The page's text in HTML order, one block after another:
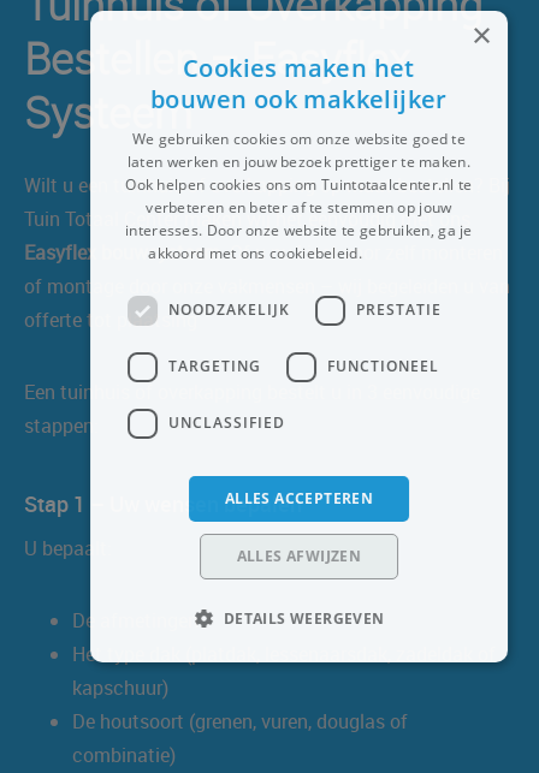
Bestellen – Easyflex
Systeem
Wilt u een tuinhuis of overkapping op maat bestellen? Bij
Tuin Totaal Center maken wij het eenvoudig met ons
Easyflex bouwsysteem. Of u nu kiest voor zelf monteren
of montage door onze vakmensen – wij begeleiden u van
offerte tot plaatsing
Een tuinhuis of overkapping bestelt u in 3 eenvoudige
stappen:
Stap 1 – Uw wensen bepalen
U bepaalt:
De afmetingen
Het type dak (platdak, lessenaarsdak, zadeldak of
kapschuur)
De houtsoort (grenen, vuren, douglas of
combinatie)
×
Cookies maken het
bouwen ook makkelijker
We gebruiken cookies om onze website goed te
laten werken en jouw bezoek prettiger te maken.
Ook helpen cookies ons om Tuintotaalcenter.nl te
verbeteren en beter af te stemmen op jouw
interesses. Door onze website te gebruiken, ga je
akkoord met ons cookiebeleid.
NOODZAKELIJK PRESTATIE
TARGETING FUNCTIONEEL
UNCLASSIFIED
ALLES ACCEPTEREN
ALLES AFWIJZEN
DETAILS WEERGEVEN